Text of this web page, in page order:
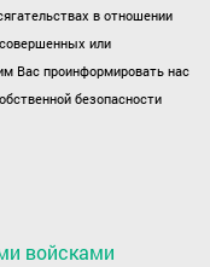
в отношении
или
Вас проинформировать нас
безопасности
войсками